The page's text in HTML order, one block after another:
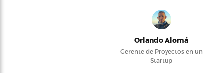
Orlando Alomá
Gerente de Proyectos en un
Startup